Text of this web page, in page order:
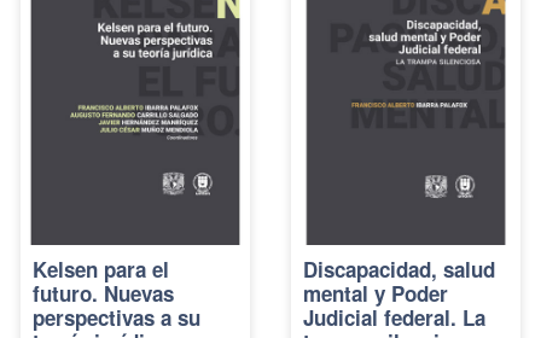
Kelsen para el
futuro. Nuevas
perspectivas a su
Discapacidad, salud
mental y Poder
Judicial federal. La